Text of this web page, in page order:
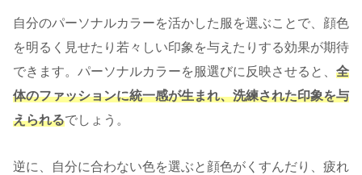
自分のパーソナルカラーを活かした服を選ぶことで、顔色
を明るく見せたり若々しい印象を与えたりする効果が期待
できます。パーソナルカラーを服選びに反映させると、 全
体のファッションに統一感が生まれ、洗練された印象を与
えられるでしょう。
逆に、自分に合わない色を選ぶと顔色がくすんだり、疲れ